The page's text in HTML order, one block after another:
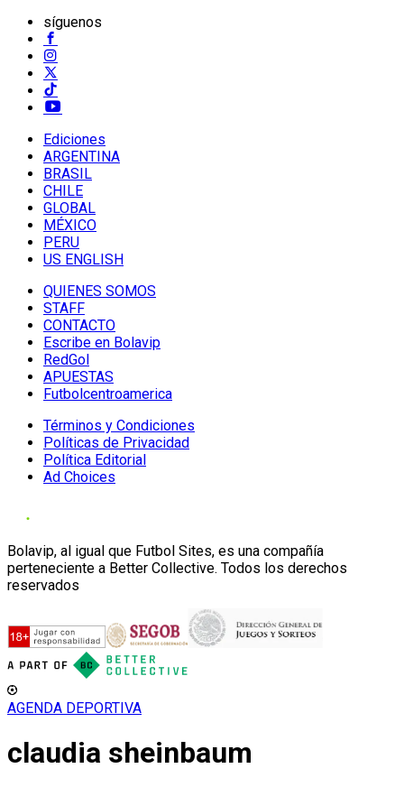
síguenos
Ediciones
ARGENTINA
BRASIL
CHILE
GLOBAL
MÉXICO
PERU
US ENGLISH
QUIENES SOMOS
STAFF
CONTACTO
Escribe en Bolavip
RedGol
APUESTAS
Futbolcentroamerica
Términos y Condiciones
Políticas de Privacidad
Política Editorial
Ad Choices
Bolavip, al igual que Futbol Sites, es una compañía
perteneciente a Better Collective. Todos los derechos
reservados
AGENDA DEPORTIVA
claudia sheinbaum